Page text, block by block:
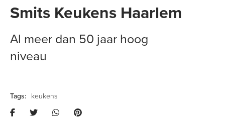
Smits Keukens Haarlem
Al meer dan 50 jaar hoog
niveau
keukens